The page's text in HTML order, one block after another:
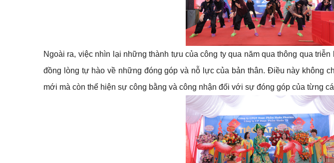
Ngoài ra, việc nhìn lại những thành tựu của công ty qua năm qua thông qua
đồng lòng tự hào về những đóng góp và nỗ lực của bản thân. Điều này không
mới mà còn thể hiện sự công bằng và công nhận đối với sự đóng góp của từng